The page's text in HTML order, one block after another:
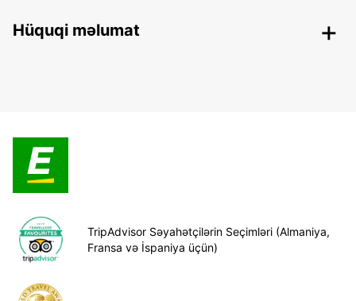
Hüquqi məlumat
TripAdvisor Səyahətçilərin Seçimləri (Almaniya,
Fransa və İspaniya üçün)